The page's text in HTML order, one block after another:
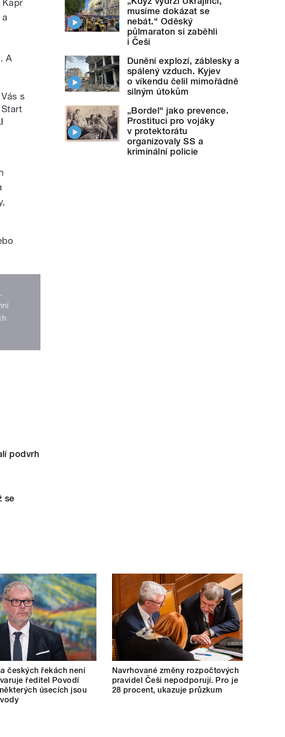
Kapr
A
s
.
podvrh
se
musíme dokázat se
nebát.“ Oděský
půlmaraton si zaběhli
i Češi
Dunění explozí, záblesky a
spálený vzduch. Kyjev
o víkendu čelil mimořádně
silným útokům
„Bordel“ jako prevence.
Prostituci pro vojáky
v protektorátu
organizovaly SS a
kriminální policie
českých řekách není
ředitel Povodí
úsecích jsou
Navrhované změny rozpočtových
pravidel Češi nepodporují. Pro je
28 procent, ukazuje průzkum